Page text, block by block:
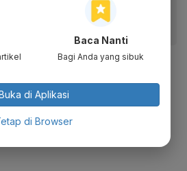
Baca Nanti
Bagi Anda yang sibuk
di Aplikasi
di Browser